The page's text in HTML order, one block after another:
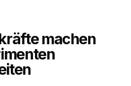
machen